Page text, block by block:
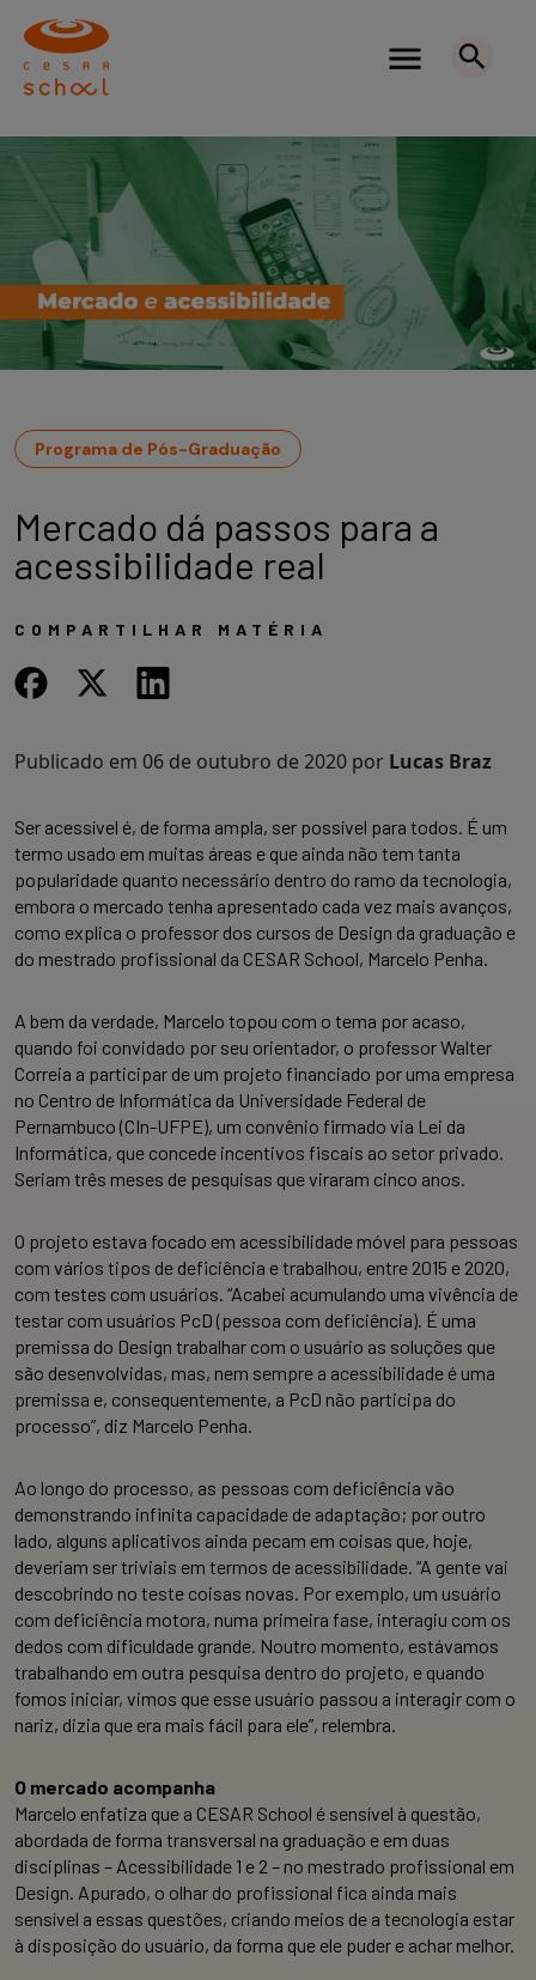
Programa de Pós-Graduação
Mercado dá passos para a
acessibilidade real
COMPARTILHAR MATÉRIA
Publicado em 06 de outubro de 2020 por Lucas Braz
Ser acessível é, de forma ampla, ser possível para todos. É um
termo usado em muitas áreas e que ainda não tem tanta
popularidade quanto necessário dentro do ramo da tecnologia,
embora o mercado tenha apresentado cada vez mais avanços,
como explica o professor dos cursos de Design da graduação e
do mestrado profissional da CESAR School, Marcelo Penha.
A bem da verdade, Marcelo topou com o tema por acaso,
quando foi convidado por seu orientador, o professor Walter
Correia a participar de um projeto financiado por uma empresa
no Centro de Informática da Universidade Federal de
Pernambuco (CIn-UFPE), um convênio firmado via Lei da
Informática, que concede incentivos fiscais ao setor privado.
Seriam três meses de pesquisas que viraram cinco anos.
O projeto estava focado em acessibilidade móvel para pessoas
com vários tipos de deficiência e trabalhou, entre 2015 e 2020,
com testes com usuários. “Acabei acumulando uma vivência de
testar com usuários PcD (pessoa com deficiência). É uma
premissa do Design trabalhar com o usuário as soluções que
são desenvolvidas, mas, nem sempre a acessibilidade é uma
premissa e, consequentemente, a PcD não participa do
processo”, diz Marcelo Penha.
Ao longo do processo, as pessoas com deficiência vão
demonstrando infinita capacidade de adaptação; por outro
lado, alguns aplicativos ainda pecam em coisas que, hoje,
deveriam ser triviais em termos de acessibilidade. “A gente vai
descobrindo no teste coisas novas. Por exemplo, um usuário
com deficiência motora, numa primeira fase, interagiu com os
dedos com dificuldade grande. Noutro momento, estávamos
trabalhando em outra pesquisa dentro do projeto, e quando
fomos iniciar, vimos que esse usuário passou a interagir com o
nariz, dizia que era mais fácil para ele”, relembra.
O mercado acompanha
Marcelo enfatiza que a CESAR School é sensível à questão,
abordada de forma transversal na graduação e em duas
disciplinas – Acessibilidade 1 e 2 – no mestrado profissional em
Design. Apurado, o olhar do profissional fica ainda mais
sensível a essas questões, criando meios de a tecnologia estar
à disposição do usuário, da forma que ele puder e achar melhor.